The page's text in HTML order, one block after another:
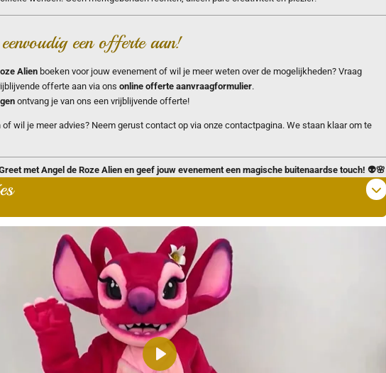
een offerte aan!
Alien boeken voor jouw evenement of wil je meer weten over de mogelijkheden? Vraag
offerte aan via ons online offerte aanvraagformulier.
ontvang je van ons een vrijblijvende offerte!
wil je meer advies? Neem gerust contact op via onze contactpagina. We staan klaar om te
met Angel de Roze Alien en geef jouw evenement een magische buitenaardse touch! 👽🌸
P